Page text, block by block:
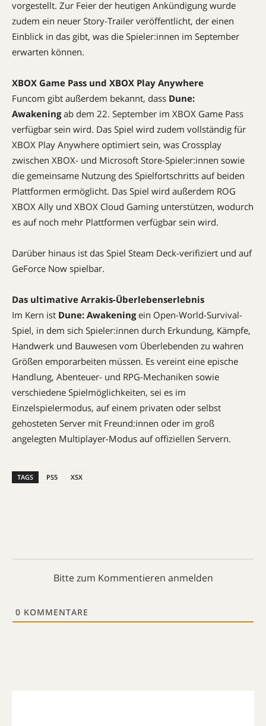
vorgestellt. Zur Feier der heutigen Ankündigung wurde
zudem ein neuer Story-Trailer veröffentlicht, der einen
Einblick in das gibt, was die Spieler:innen im September
erwarten können.
XBOX Game Pass und XBOX Play Anywhere
Funcom gibt außerdem bekannt, dass Dune:
Awakeningab dem 22. September im XBOX Game Pass
verfügbar sein wird. Das Spiel wird zudem vollständig für
XBOX Play Anywhere optimiert sein, was Crossplay
zwischen XBOX- und Microsoft Store-Spieler:innen sowie
die gemeinsame Nutzung des Spielfortschritts auf beiden
Plattformen ermöglicht. Das Spiel wird außerdem ROG
XBOX Ally und XBOX Cloud Gaming unterstützen, wodurch
es auf noch mehr Plattformen verfügbar sein wird.
Darüber hinaus ist das Spiel Steam Deck-verifiziert und auf
GeForce Now spielbar.
Das ultimative Arrakis-Überlebenserlebnis
Im Kern ist Dune: Awakeningein Open-World-Survival-
Spiel, in dem sich Spieler:innen durch Erkundung, Kämpfe,
Handwerk und Bauwesen vom Überlebenden zu wahren
Größen emporarbeiten müssen. Es vereint eine epische
Handlung, Abenteuer- und RPG-Mechaniken sowie
verschiedene Spielmöglichkeiten, sei es im
Einzelspielermodus, auf einem privaten oder selbst
gehosteten Server mit Freund:innen oder im groß
angelegten Multiplayer-Modus auf offiziellen Servern.
TAGS PS5 XSX
Bitte zum Kommentieren anmelden
0 KOMMENTARE